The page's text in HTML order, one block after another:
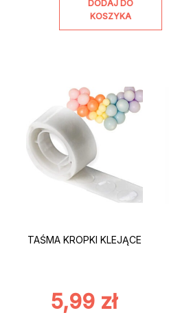
DODAJ DO
KOSZYKA
TAŚMA KROPKI KLEJĄCE
5,99 zł